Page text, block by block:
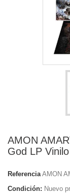
AMON
God LP
Referencia AMON
Condición: Nuevo